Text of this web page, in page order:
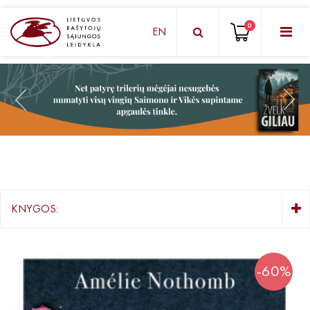
KNYGŲ DĖŽUTĖ - STAIGMENA
Grožinė literatūra
Knygos su autografais
KNYGOS PIGIAU
EN 0
KNYGOS:
Grožinė literatūra
Knygos vaikams ir paaugliams
Negrožinė literatūra
-60%